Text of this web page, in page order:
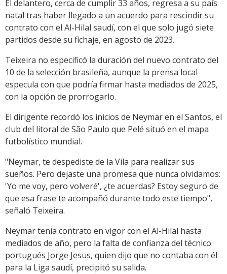
El delantero, cerca de cumplir 33 años, regresa a su país
natal tras haber llegado a un acuerdo para rescindir su
contrato con el Al-Hilal saudí, con el que solo jugó siete
partidos desde su fichaje, en agosto de 2023.
Teixeira no especificó la duración del nuevo contrato del
10 de la selección brasileña, aunque la prensa local
especula con que podría firmar hasta mediados de 2025,
con la opción de prorrogarlo.
El dirigente recordó los inicios de Neymar en el Santos, el
club del litoral de São Paulo que Pelé situó en el mapa
futbolístico mundial.
"Neymar, te despediste de la Vila para realizar sus
sueños. Pero dejaste una promesa que nunca olvidamos:
'Yo me voy, pero volveré', ¿te acuerdas? Estoy seguro de
que esa frase te acompañó durante todo este tiempo",
señaló Teixeira.
Neymar tenía contrato en vigor con el Al-Hilal hasta
mediados de año, pero la falta de confianza del técnico
portugués Jorge Jesus, quien dijo que no contaba con él
para la Liga saudí, precipitó su salida.